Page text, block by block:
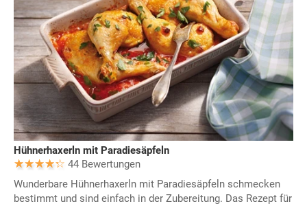
Hühnerhaxerln mit Paradiesäpfeln
44 Bewertungen
Wunderbare Hühnerhaxerln mit Paradiesäpfeln schmecken
bestimmt und sind einfach in der Zubereitung. Das Rezept für